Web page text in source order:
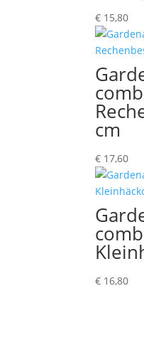
€ 15,80
cm
€ 17,60
€ 16,80